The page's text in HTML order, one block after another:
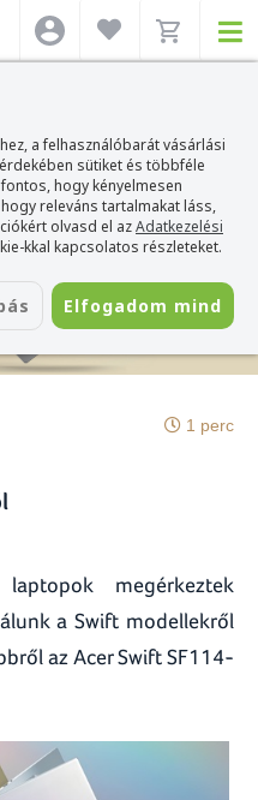
a felhasználóbarát vásárlási
sütiket és többféle
hogy kényelmesen
releváns tartalmakat láss,
olvasd el azAdatkezelési
kkal kapcsolatos részleteket.
Elfogadom mind
1 perc
megérkeztek
a Swift modellekről
az Acer Swift SF114-